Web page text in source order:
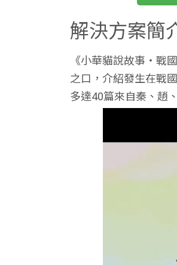
解決方案簡
《小華貓說故事‧戰
之口，介紹發生在戰
多達40篇來自秦、趙